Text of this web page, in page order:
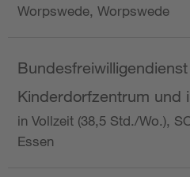
Worpswede, Worpswede
Kinderdorfzentrum und
in Vollzeit (38,5 Std./Wo.),
Essen